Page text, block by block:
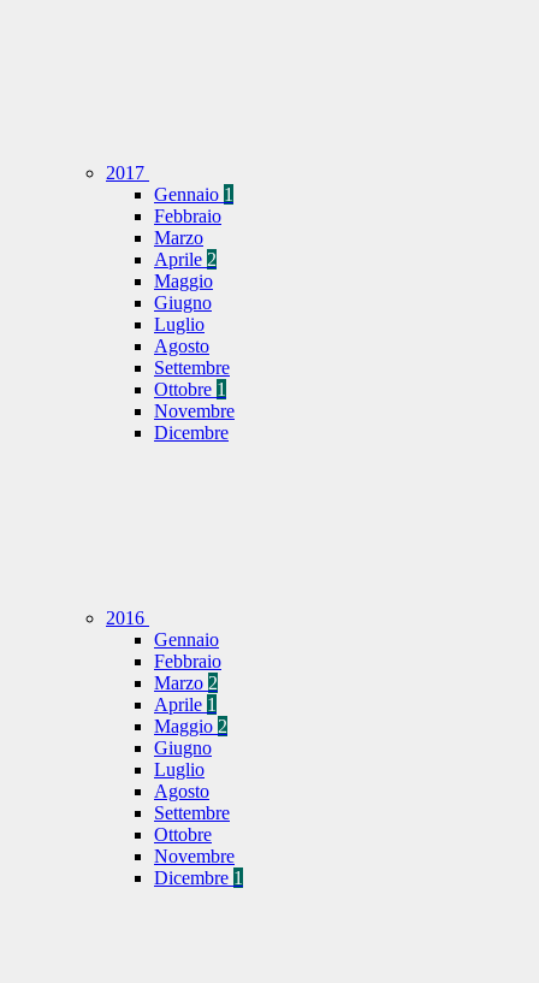
2017
Gennaio 1
Febbraio
Marzo
Aprile 2
Maggio
Giugno
Luglio
Agosto
Settembre
Ottobre 1
Novembre
Dicembre
2016
Gennaio
Febbraio
Marzo 2
Aprile 1
Maggio 2
Giugno
Luglio
Agosto
Settembre
Ottobre
Novembre
Dicembre 1